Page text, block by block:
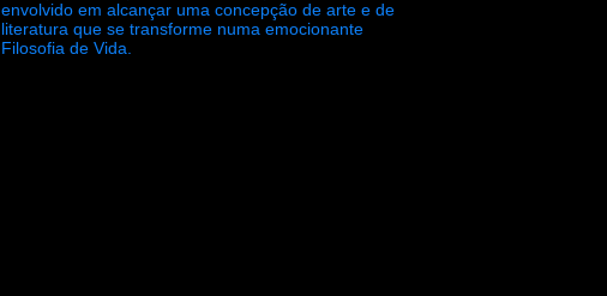
envolvido em alcançar uma concepção de arte e de
literatura que se transforme numa emocionante
Filosofia de Vida.